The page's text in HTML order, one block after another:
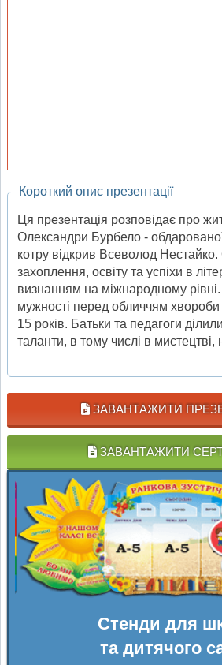
Короткий опис презентації
Ця презентація розповідає про
Олександри Бурбело -
котру відкрив Всеволод Нестайко.
захоплення, освіту та успіхи в
визнанням на міжнародному рівні.
мужності перед обличчям хвороби
15 років. Батьки та педагоги
таланти, в тому числі в мистецтві,
ЗАВАНТАЖИТИ
ЗАВАНТАЖИТИ
Стенди для
та дитячого